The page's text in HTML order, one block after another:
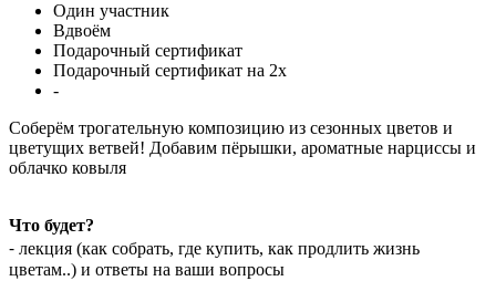
Один участник
Вдвоём
Подарочный сертификат
Подарочный сертификат на 2х
-
Соберём трогательную композицию из сезонных цветов и
цветущих ветвей! Добавим пёрышки, ароматные нарциссы и
облачко ковыля
Что будет?
⁃ лекция (как собрать, где купить, как продлить жизнь
цветам..) и ответы на ваши вопросы